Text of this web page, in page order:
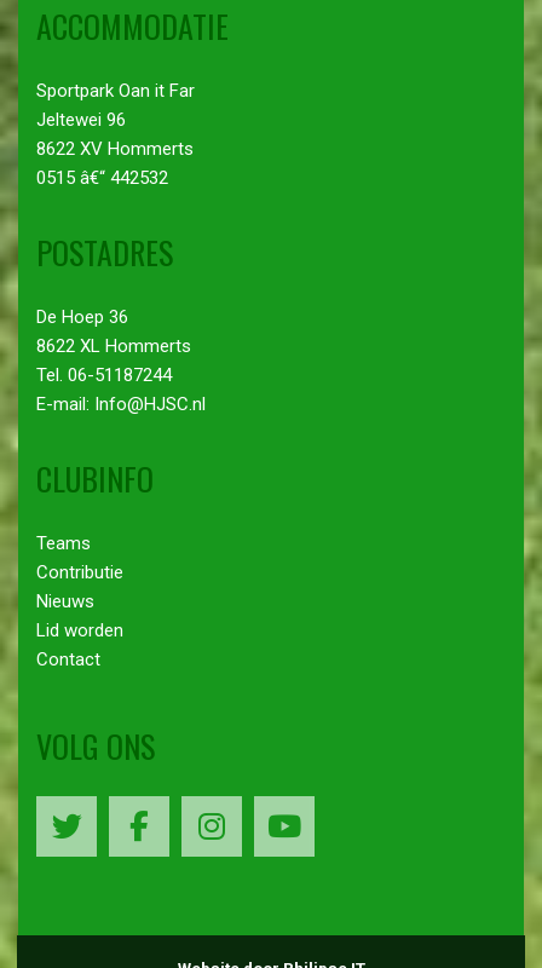
ACCOMMODATIE
Sportpark Oan it Far
Jeltewei 96
8622 XV Hommerts
0515 â€“ 442532
POSTADRES
De Hoep 36
8622 XL Hommerts
Tel. 06-51187244
E-mail: Info@HJSC.nl
CLUBINFO
Teams
Contributie
Nieuws
Lid worden
Contact
VOLG ONS